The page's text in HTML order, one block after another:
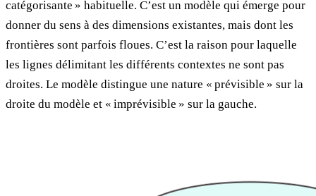
catégorisante » habituelle. C’est un modèle qui émerge pour
donner du sens à des dimensions existantes, mais dont les
frontières sont parfois floues. C’est la raison pour laquelle
les lignes délimitant les différents contextes ne sont pas
droites. Le modèle distingue une nature « prévisible » sur la
droite du modèle et « imprévisible » sur la gauche.